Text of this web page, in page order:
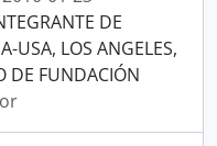
DE
USA, LOS ANGELES,
DE FUNDACIÓN